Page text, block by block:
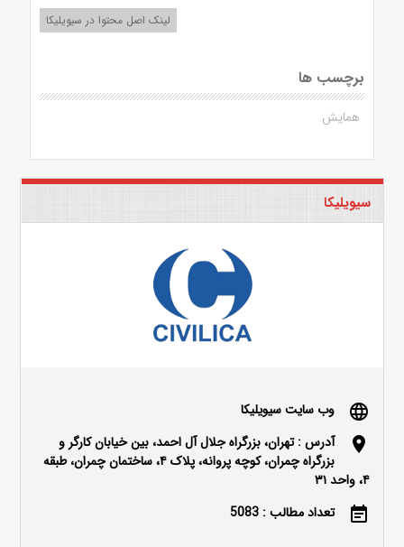
لینک اصل محتوا در سیویلیکا
برچسب ها
همایش
سیویلیکا
language وب سایت سیویلیکا
location_on
آدرس : تهران، بزرگراه جلال آل احمد، بین خیابان کارگر و
بزرگراه چمران، کوچه پروانه، پلاک ۴، ساختمان چمران، طبقه
۴، واحد ۳۱
event_note تعداد مطالب : 5083